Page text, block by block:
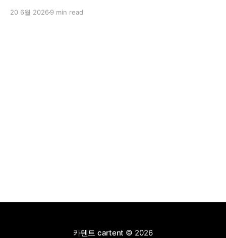
충전이 가능하고 전기 모드로만 70km 이상 주행할 수 있
20 6월 2026 9 min read
카텐트 cartent © 2026